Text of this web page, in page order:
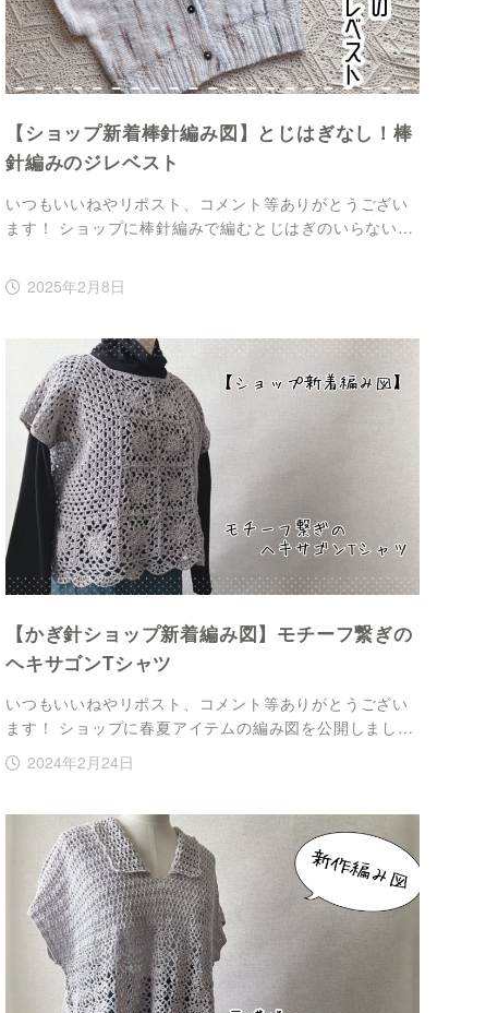
【ショップ新着棒針編み図】とじはぎなし！棒
針編みのジレベスト
いつもいいねやリポスト、コメント等ありがとうござい
ます！ ショップに棒針編みで編むとじはぎのいらない…
2025年2月8日
【かぎ針ショップ新着編み図】モチーフ繋ぎの
ヘキサゴンTシャツ
いつもいいねやリポスト、コメント等ありがとうござい
ます！ ショップに春夏アイテムの編み図を公開しまし…
2024年2月24日